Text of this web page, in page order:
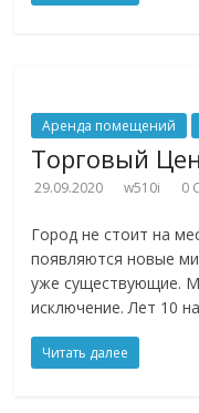
Аренда помещений
Торговый
29.09.2020 w510i 0
Город не стоит на
появляются новые
уже существующие.
исключение. Лет 10
Читать далее